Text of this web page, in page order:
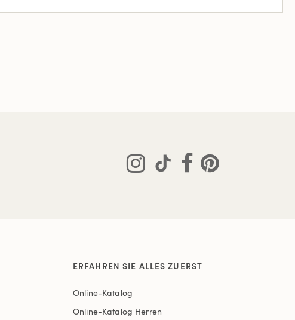
ERFAHREN SIE ALLES ZUERST
Online-Katalog
Online-Katalog Herren